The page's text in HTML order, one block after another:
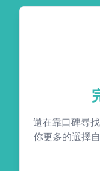
還在靠口碑尋
你更多的選擇